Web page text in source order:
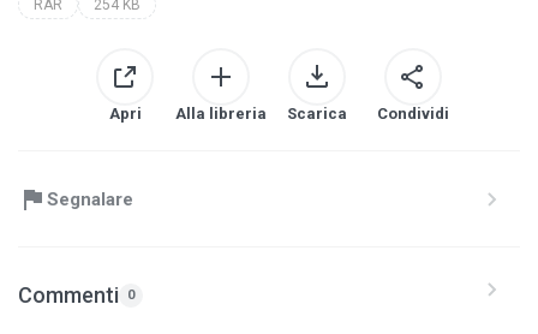
RAR 254 KB
Apri Alla libreria Scarica Condividi
Segnalare
Commenti 0